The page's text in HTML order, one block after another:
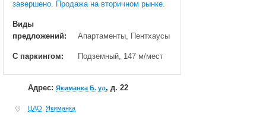
завершено. Продажа на вторичном рынке.
Виды
предложений:
Апартаменты, Пентхаусы
С паркингом: Подземный, 147 м/мест
Адрес: Якиманка Б. ул, д. 22
ЦАО Якиманка